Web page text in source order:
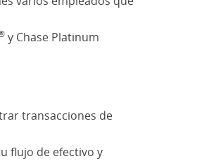
y Chase Platinum
transacciones de
flujo de efectivo y